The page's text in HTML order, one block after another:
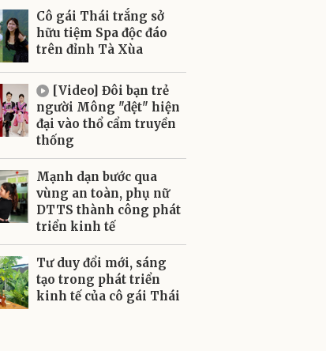
Cô gái Thái trắng sở
hữu tiệm Spa độc đáo
trên đỉnh Tà Xùa
[Video] Đôi bạn trẻ
người Mông "dệt" hiện
đại vào thổ cẩm truyền
thống
Mạnh dạn bước qua
vùng an toàn, phụ nữ
DTTS thành công phát
triển kinh tế
Tư duy đổi mới, sáng
tạo trong phát triển
kinh tế của cô gái Thái